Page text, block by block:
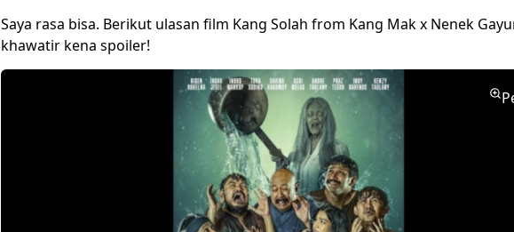
Saya rasa bisa. Berikut ulasan film Kang Solah from Kang Mak x Nenek
khawatir kena spoiler!